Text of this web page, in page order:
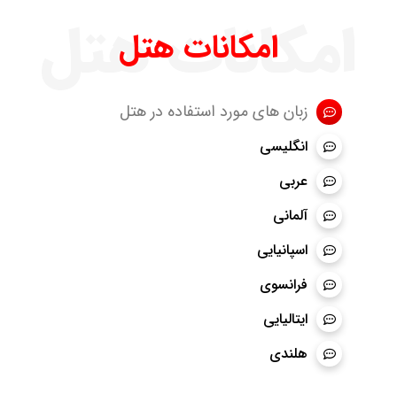
امکانات هتل
امکانات هتل
زبان های مورد استفاده در هتل
انگلیسی
عربی
آلمانی
اسپانیایی
فرانسوی
ایتالیایی
هلندی